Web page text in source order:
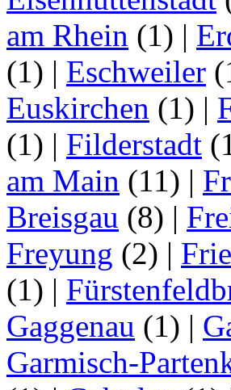
am Rhein (1) |
(1) | Eschweiler
Euskirchen (1) |
(1) | Filderstadt
am Main (11) |
Breisgau (8) |
Freyung (2) |
(1) |
Gaggenau (1) |
Garmisch-